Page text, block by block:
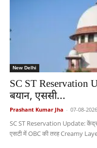
New Delhi
SC ST Reservation
बयान, एससी...
Prashant Kumar Jha - 07-08-2026
SC ST Reservation Update: केंद्र
एसटी में OBC की तरह Creamy